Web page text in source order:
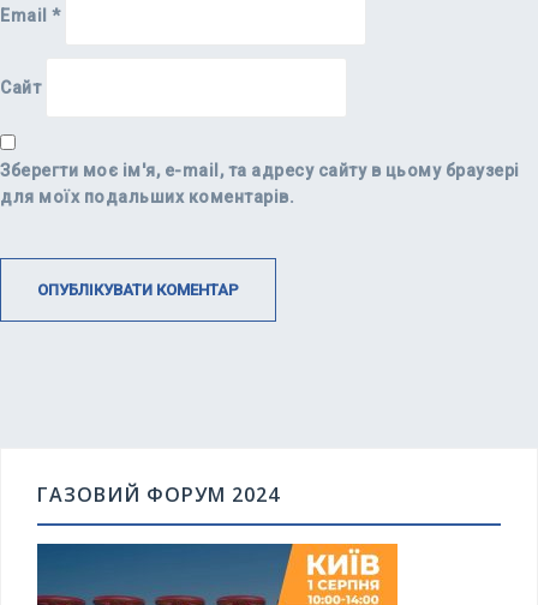
Email *
Сайт
Зберегти моє ім'я, e-mail, та адресу сайту в цьому браузері
для моїх подальших коментарів.
ГАЗОВИЙ ФОРУМ 2024